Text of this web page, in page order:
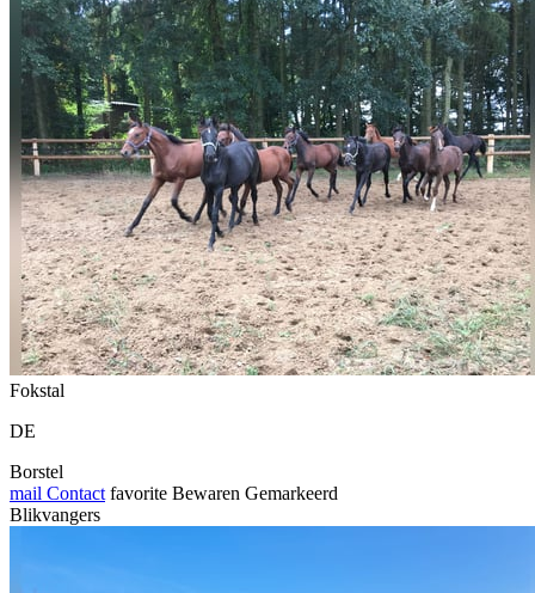
Fokstal
DE
Borstel
mail Contact favorite Bewaren Gemarkeerd
Blikvangers